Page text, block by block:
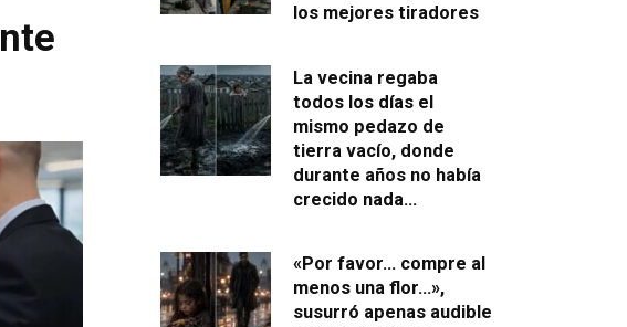
los mejores tiradores
La vecina regaba
todos los días el
mismo pedazo de
tierra vacío, donde
durante años no había
crecido nada…
«Por favor… compre al
menos una flor…»,
susurró apenas audible